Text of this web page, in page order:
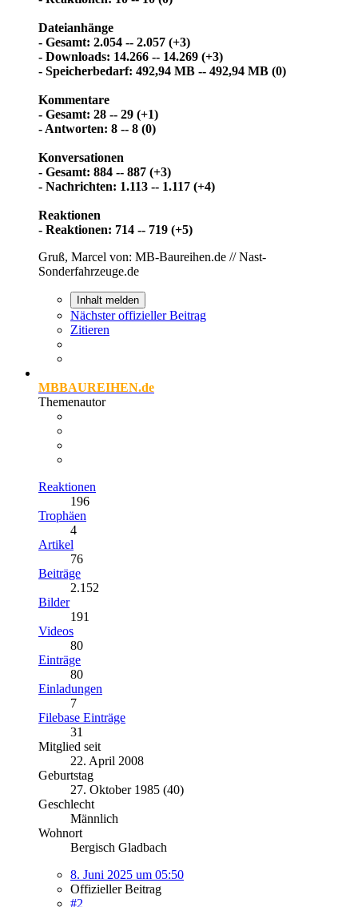
Dateianhänge
- Gesamt: 2.054 -- 2.057 (+3)
- Downloads: 14.266 -- 14.269 (+3)
- Speicherbedarf: 492,94 MB -- 492,94 MB (0)
Kommentare
- Gesamt: 28 -- 29 (+1)
- Antworten: 8 -- 8 (0)
Konversationen
- Gesamt: 884 -- 887 (+3)
- Nachrichten: 1.113 -- 1.117 (+4)
Reaktionen
- Reaktionen: 714 -- 719 (+5)
Gruß, Marcel von: MB-Baureihen.de // Nast-
Sonderfahrzeuge.de
Inhalt melden
Nächster offizieller Beitrag
Zitieren
MBBAUREIHEN.de
Themenautor
Reaktionen
196
Trophäen
4
Artikel
76
Beiträge
2.152
Bilder
191
Videos
80
Einträge
80
Einladungen
7
Filebase Einträge
31
Mitglied seit
22. April 2008
Geburtstag
27. Oktober 1985 (40)
Geschlecht
Männlich
Wohnort
Bergisch Gladbach
8. Juni 2025 um 05:50
Offizieller Beitrag
#2